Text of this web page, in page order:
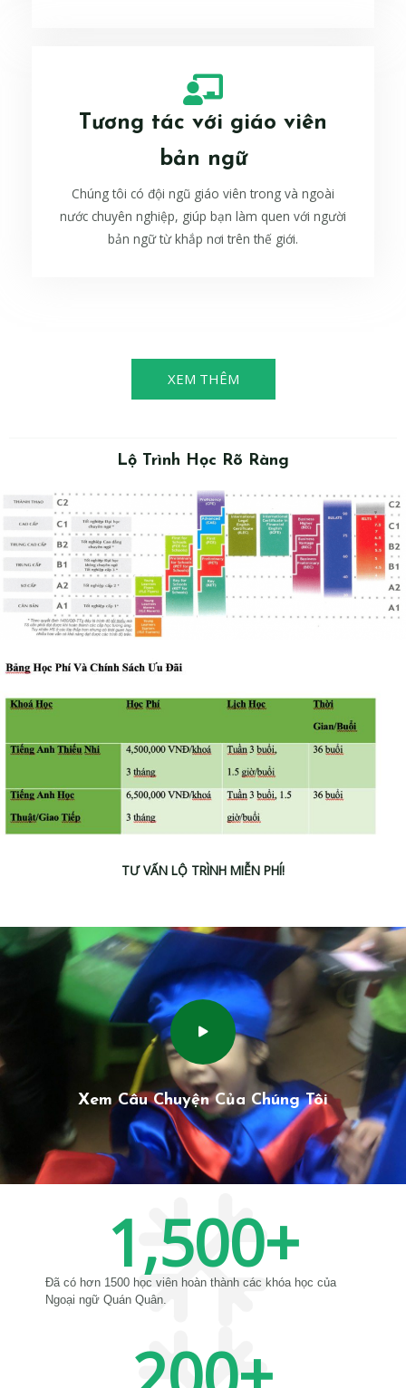
Tương tác với giáo viên
bản ngữ
Chúng tôi có đội ngũ giáo viên trong và ngoài
nước chuyên nghiệp, giúp bạn làm quen với người
bản ngữ từ khắp nơi trên thế giới.
XEM THÊM
Lộ Trình Học Rõ Ràng
TƯ VẤN LỘ TRÌNH MIỄN PHÍ!
Xem Câu Chuyện Của Chúng Tôi
Đã có hơn 1500 học viên hoàn thành các khóa học của
Ngoại ngữ Quán Quân.
1,500+